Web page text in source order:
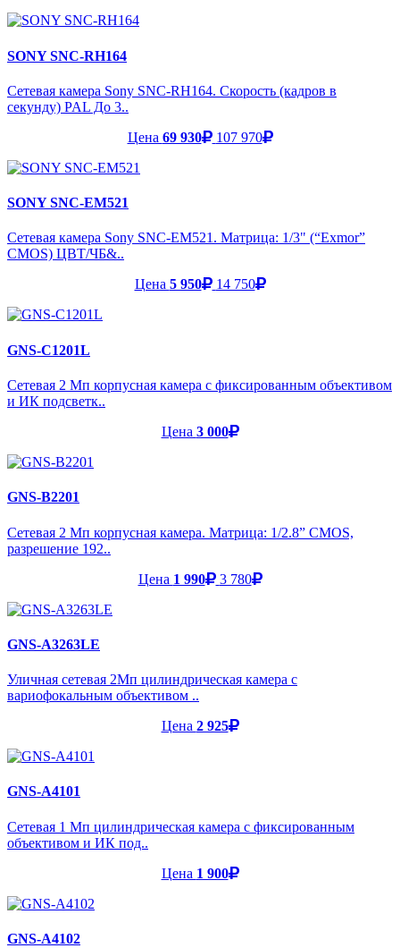
SONY SNC-RH164
Сетевая камера Sony SNC-RH164. Скорость (кадров в
секунду) PAL До 3..
Цена 69 930 107 970
SONY SNC-EM521
Сетевая камера Sony SNC-EM521. Матрица: 1/3" (“Exmor”
CMOS) ЦВТ/ЧБ&..
Цена 5 950 14 750
GNS-C1201L
Сетевая 2 Мп корпусная камера с фиксированным объективом
и ИК подсветк..
Цена 3 000
GNS-B2201
Сетевая 2 Мп корпусная камера. Матрица: 1/2.8” CMOS,
разрешение 192..
Цена 1 990 3 780
GNS-A3263LE
Уличная сетевая 2Мп цилиндрическая камера с
вариофокальным объективом ..
Цена 2 925
GNS-A4101
Cетевая 1 Мп цилиндрическая камера с фиксированным
объективом и ИК под..
Цена 1 900
GNS-A4102